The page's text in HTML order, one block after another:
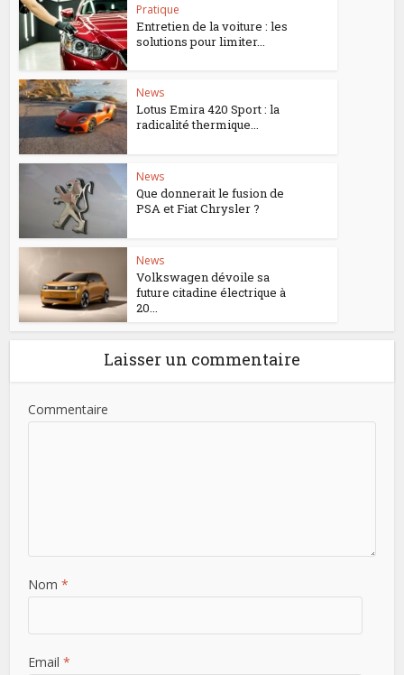
Pratique
Entretien de la voiture : les
solutions pour limiter...
News
Lotus Emira 420 Sport : la
radicalité thermique...
News
Que donnerait le fusion de
PSA et Fiat Chrysler ?
News
Volkswagen dévoile sa
future citadine électrique à
20...
Laisser un commentaire
Commentaire
Nom*
Email*